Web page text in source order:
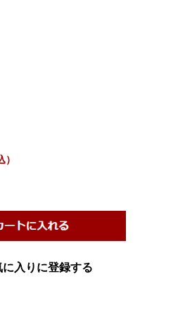
に入りに登録する